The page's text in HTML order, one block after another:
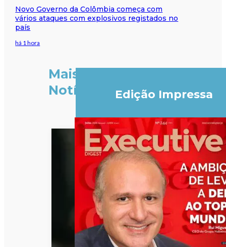
Novo Governo da Colômbia começa com
vários ataques com explosivos registados no
país
há 1 hora
Mais
Notícias
Edição Impressa